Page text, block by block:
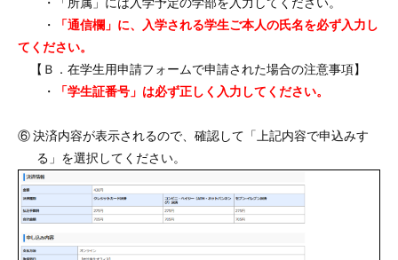
・「所属」には入学予定の学部を入力してください。
・
「通信欄」に、入学される学生ご本人の氏名を必ず入力し
てください。
【Ｂ．在学生用申請フォームで申請された場合の注意事項】
・
「学生証番号」は必ず正しく入力してください。
⑥ 決済内容が表示されるので、確認して「上記内容で申込みす
る」を選択してください。